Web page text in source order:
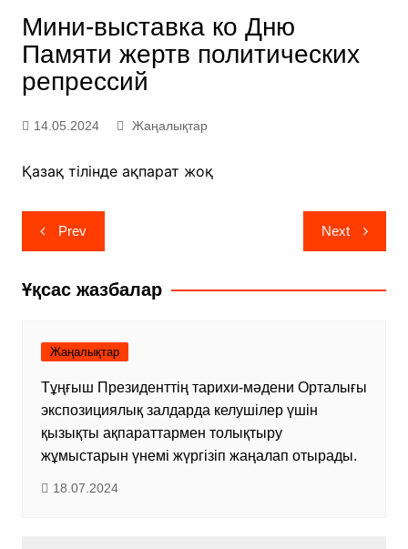
Мини-выставка ко Дню
Памяти жертв политических
репрессий
14.05.2024 Жаңалықтар
Қазақ тілінде ақпарат жоқ
Навигация
по
записям
Prev Next
Ұқсас жазбалар
Жаңалықтар
Тұңғыш Президенттің тарихи-мәдени Орталығы
экспозициялық залдарда келушілер үшін
қызықты ақпараттармен толықтыру
жұмыстарын үнемі жүргізіп жаңалап отырады.
18.07.2024